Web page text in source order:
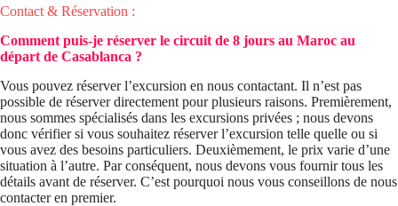
Contact & Réservation :
Comment puis-je réserver le circuit de 8 jours au Maroc au
départ de Casablanca ?
Vous pouvez réserver l’excursion en nous contactant. Il n’est pas
possible de réserver directement pour plusieurs raisons. Premièrement,
nous sommes spécialisés dans les excursions privées ; nous devons
donc vérifier si vous souhaitez réserver l’excursion telle quelle ou si
vous avez des besoins particuliers. Deuxièmement, le prix varie d’une
situation à l’autre. Par conséquent, nous devons vous fournir tous les
détails avant de réserver. C’est pourquoi nous vous conseillons de nous
contacter en premier.